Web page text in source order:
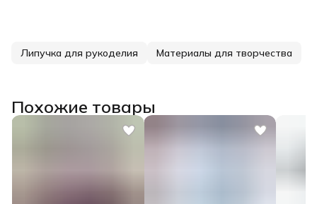
Липучка для рукоделия Материалы для творчества
Похожие товары